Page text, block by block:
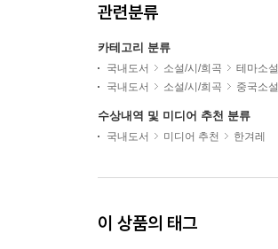
관련분류
카테고리 분류
국내도서 소설/시/희곡 테마소설
국내도서
소설/시/희곡 중국소설
수상내역 및 미디어 추천 분류
국내도서 미디어 추천 한겨레
이 상품의 태그